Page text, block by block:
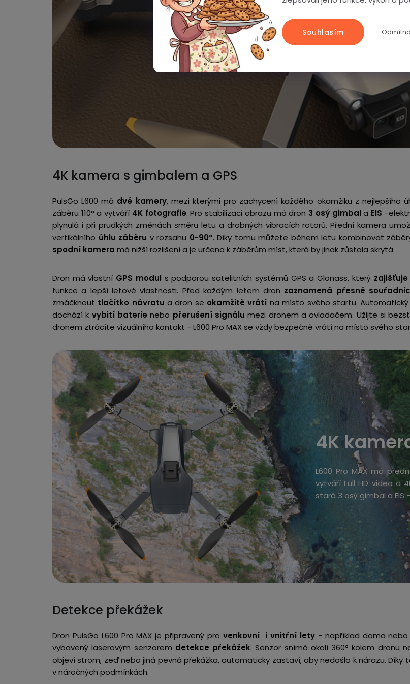
Souhlasím
4K kamera s gimbalem a GPS
PulsGo L600 má dvě kamery, mezi kterými pro zachycení každého okamžiku z nejlepšího
záběru 110° a vytváří 4K fotografie. Pro stabilizaci obrazu má dron 3 osý gimbal a EIS -
plynulá i při prudkých změnách směru letu a drobných vibracích rotorů. Přední kamera
vertikálního úhlu záběru v rozsahu 0-90°. Díky tomu můžete během letu kombinovat
spodní kamera má nižší rozlišení a je určena k záběrům míst, která by jinak zůstala skrytá.
Dron má vlastní GPS modul s podporou satelitních systémů GPS a Glonass, který zajišťuje
funkce a lepší letové vlastnosti. Před každým letem dron zaznamená přesné
zmáčknout tlačítko návratu a dron se okamžitě vrátí na místo svého startu.
dochází k vybití baterie nebo přerušení signálu mezi dronem a ovladačem. Užijte si
dronem ztrácíte vizuálního kontakt - L600 Pro MAX se vždy bezpečně vrátí na místo svého
4K
L600 Pro MAX má
vytváří Full HD video a
stará 3 osý gimbal a
Detekce překážek
Dron PulsGo L600 Pro MAX je připravený pro venkovní i vnitřní lety - například doma
vybavený laserovým senzorem detekce překážek. Senzor snímá okolí 360° kolem dronu
objeví strom, zeď nebo jiná pevná překážka, automaticky zastaví, aby nedošlo k nárazu.
v náročných podmínkách.